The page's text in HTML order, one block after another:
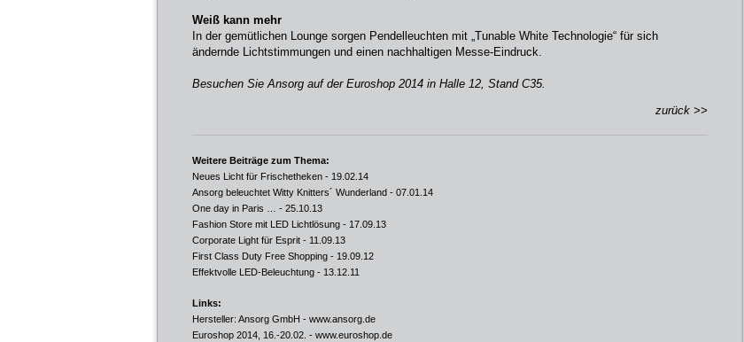
Weiß kann mehr
In der gemütlichen Lounge sorgen Pendelleuchten mit „Tunable White Technologie“ für sich
ändernde Lichtstimmungen und einen nachhaltigen Messe-Eindruck.
Besuchen Sie Ansorg auf der Euroshop 2014 in Halle 12, Stand C35.
zurück >>
Weitere Beiträge zum Thema:
Neues Licht für Frischetheken - 19.02.14
Ansorg beleuchtet Witty Knitters´ Wunderland - 07.01.14
One day in Paris …
- 25.10.13
Fashion Store mit LED Lichtlösung - 17.09.13
Corporate Light für Esprit - 11.09.13
First Class Duty Free Shopping - 19.09.12
Effektvolle LED-Beleuchtung - 13.12.11
Links:
Hersteller: Ansorg GmbH - www.ansorg.de
Euroshop 2014, 16.-20.02. - www.euroshop.de